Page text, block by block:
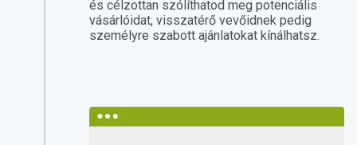
és célzottan szólíthatod meg potenciális
vásárlóidat, visszatérő vevőidnek pedig
személyre szabott ajánlatokat kínálhatsz.